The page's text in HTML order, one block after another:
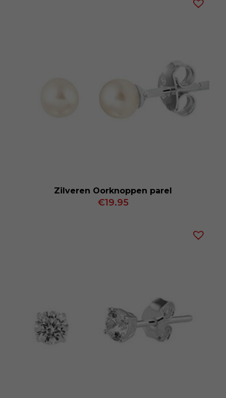
Zilveren Oorknoppen parel
€19.95